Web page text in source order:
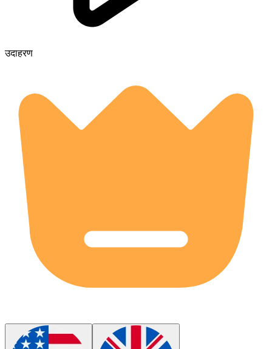
उदाहरण